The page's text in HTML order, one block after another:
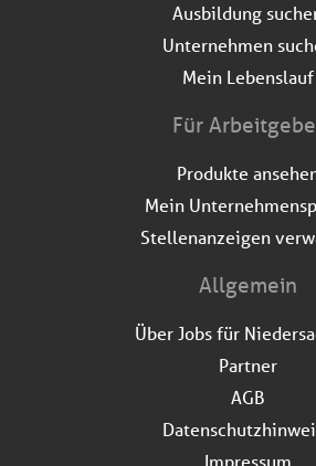
Ausbildung
Unternehmen
Mein Lebenslauf
Für
Produkte
Mein
Stellenanzeigen
Allgemein
Über Jobs für
Partner
AGB
Impressum